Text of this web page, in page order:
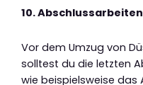
10. Abschlussarbeiten
Vor dem Umzug von
solltest du die letzten
wie beispielsweise das